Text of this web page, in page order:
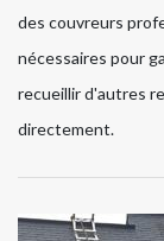
des couvreurs
nécessaires pour
recueillir d'autres
directement.